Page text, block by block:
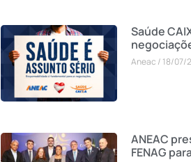
Saúde
Aneac 18/07/
ANEAC
FENAG